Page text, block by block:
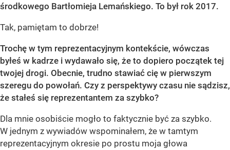
środkowego Bartłomieja Lemańskiego. To był rok 2017.
Tak, pamiętam to dobrze!
Trochę w tym reprezentacyjnym kontekście, wówczas
byłeś w kadrze i wydawało się, że to dopiero początek tej
twojej drogi. Obecnie, trudno stawiać cię w pierwszym
szeregu do powołań. Czy z perspektywy czasu nie sądzisz,
że stałeś się reprezentantem za szybko?
Dla mnie osobiście mogło to faktycznie być za szybko.
W jednym z wywiadów wspominałem, że w tamtym
reprezentacyjnym okresie po prostu moja głowa